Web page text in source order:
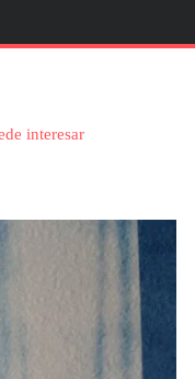
interesar